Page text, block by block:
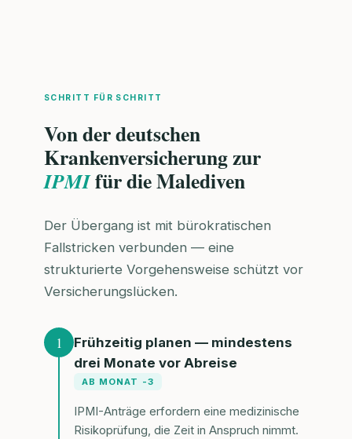
SCHRITT FÜR SCHRITT
Von der deutschen
Krankenversicherung zur
IPMIfür die Malediven
Der Übergang ist mit bürokratischen
Fallstricken verbunden — eine
strukturierte Vorgehensweise schützt vor
Versicherungslücken.
1
Frühzeitig planen — mindestens
drei Monate vor Abreise
AB MONAT -3
IPMI-Anträge erfordern eine medizinische
Risikoprüfung, die Zeit in Anspruch nimmt.